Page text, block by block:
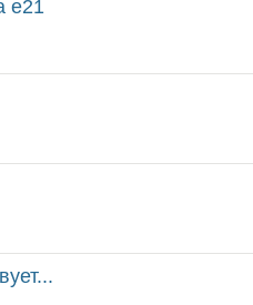
e21